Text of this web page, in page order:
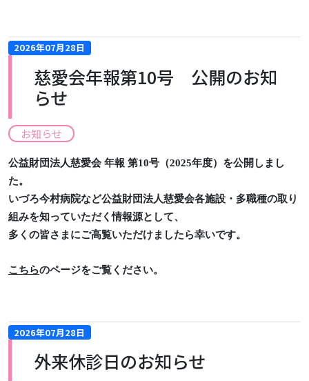
2026年07月28日
慈愛会年報第10号 公開のお知
らせ
お知らせ
公益財団法人慈愛会 年報 第10号（2025年度）を公開しまし
た。
いづろ今村病院など公益財団法人慈愛会各施設・多職種の取り
組みを知っていただく情報源として、
多くの皆さまにご高覧いただけましたら幸いです。
こちらのページをご覧ください。
2026年07月28日
外来休診日のお知らせ